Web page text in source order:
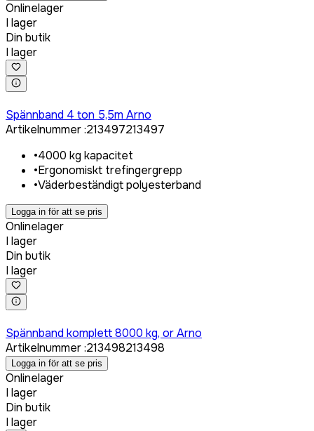
Onlinelager
I lager
Din butik
I lager
Spännband 4 ton 5,5m Arno
Artikelnummer:213497213497
•4000 kg kapacitet
•Ergonomiskt trefingergrepp
•Väderbeständigt polyesterband
Logga in för att se pris
Onlinelager
I lager
Din butik
I lager
Spännband komplett 8000 kg, or Arno
Artikelnummer:213498213498
Logga in för att se pris
Onlinelager
I lager
Din butik
I lager